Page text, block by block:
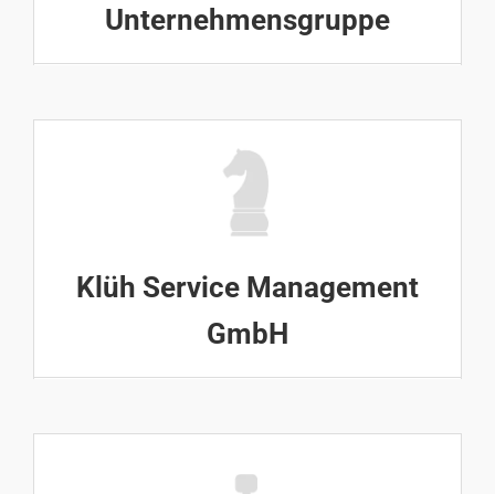
Unternehmensgruppe
Klüh Service Management
GmbH